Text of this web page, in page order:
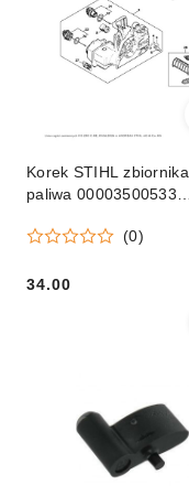
Korek STIHL zbiornika
paliwa 00003500533
(0)
34.00